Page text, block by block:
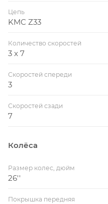
Цепь
KMC Z33
Количество скоростей
3 x 7
Скоростей спереди
3
Скоростей сзади
7
Колёса
Размер колес, дюйм
26''
Покрышка передняя